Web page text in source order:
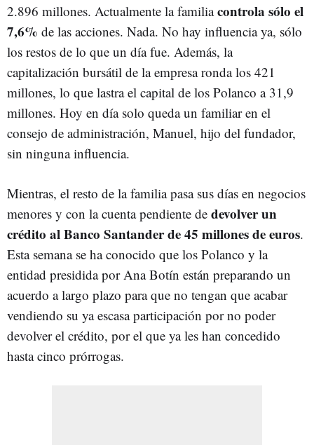
2.896 millones. Actualmente la familiacontrola sólo el
7,6% de las acciones. Nada. No hay influencia ya, sólo
los restos de lo que un día fue. Además, la
capitalización bursátil de la empresa ronda los 421
millones, lo que lastra el capital de los Polanco a 31,9
millones. Hoy en día solo queda un familiar en el
consejo de administración, Manuel, hijo del fundador,
sin ninguna influencia.
Mientras, el resto de la familia pasa sus días en negocios
menores y con la cuenta pendiente de devolver un
crédito al Banco Santander de 45 millones de euros.
Esta semana se ha conocido que los Polanco y la
entidad presidida por Ana Botín están preparando un
acuerdo a largo plazo para que no tengan que acabar
vendiendo su ya escasa participación por no poder
devolver el crédito, por el que ya les han concedido
hasta cinco prórrogas.